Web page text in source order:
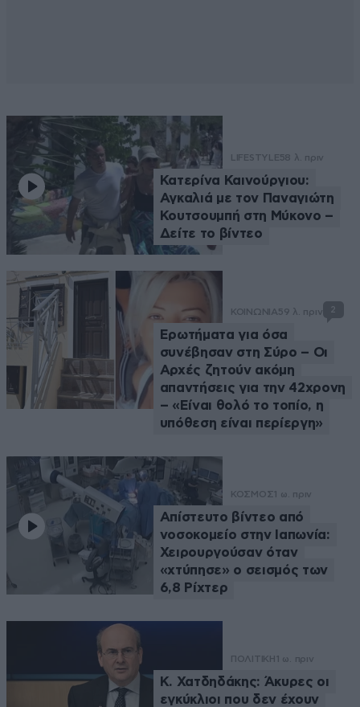
LIFESTYLE58 λ. πριν
Κατερίνα Καινούργιου:
Αγκαλιά με τον Παναγιώτη
Κουτσουμπή στη Μύκονο –
Δείτε το βίντεο
ΚΟΙΝΩΝΙΑ59 λ. πριν 2
Ερωτήματα για όσα
συνέβησαν στη Σύρο – Οι
Αρχές ζητούν ακόμη
απαντήσεις για την 42χρονη
– «Είναι θολό το τοπίο, η
υπόθεση είναι περίεργη»
ΚΟΣΜΟΣ 1 ω. πριν
Απίστευτο βίντεο από
νοσοκομείο στην Ιαπωνία:
Χειρουργούσαν όταν
«χτύπησε» ο σεισμός των
6,8 Ρίχτερ
ΠΟΛΙΤΙΚΗ 1 ω. πριν
Κ. Χατδηδάκης: Άκυρες οι
εγκύκλιοι που δεν έχουν